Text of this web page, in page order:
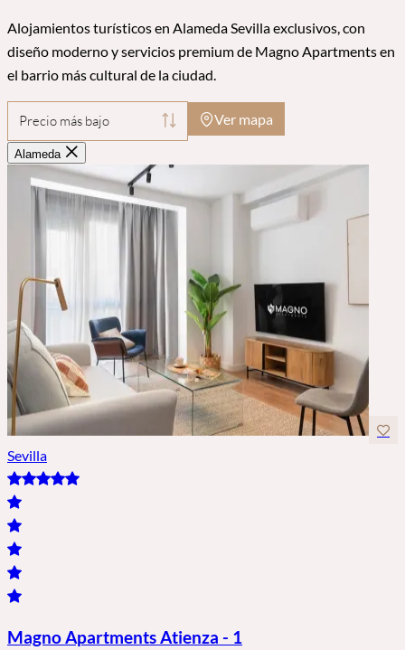
Alojamientos turísticos en Alameda Sevilla exclusivos, con
diseño moderno y servicios premium de Magno Apartments en
el barrio más cultural de la ciudad.
Precio más bajo Ver mapa
Alameda
Sevilla
Magno Apartments Atienza - 1